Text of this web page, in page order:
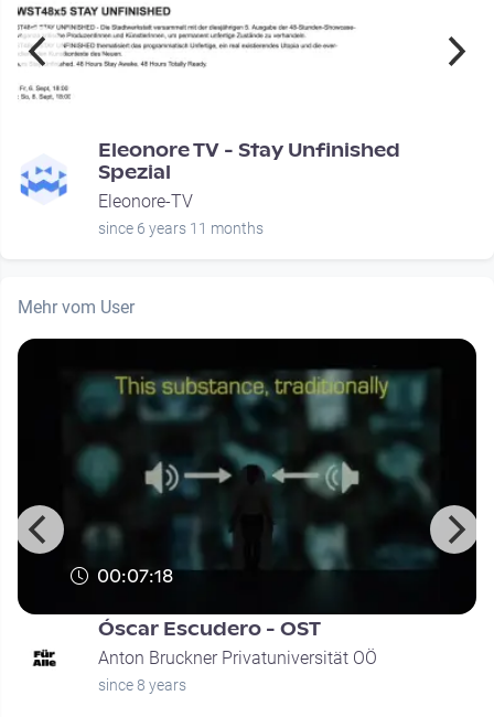
Eleonore TV - Stay Unfinished
Spezial
Eleonore-TV
since 6 years 11 months
Mehr vom User
00:07:18
Óscar Escudero - OST
Anton Bruckner Privatuniversität OÖ
since 8 years